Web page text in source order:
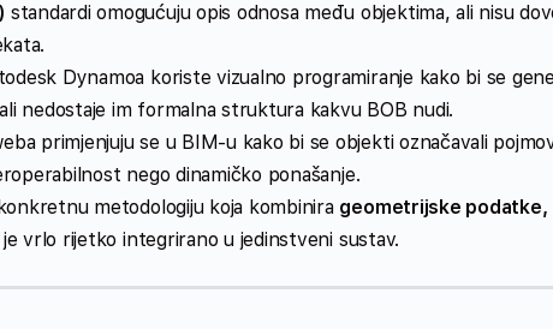
standardi omogućuju opis odnosa među objektima, ali nisu
Dynamoa koriste vizualno programiranje kako bi se
nedostaje im formalna struktura kakvu BOB nudi.
primjenjuju se u BIM‑u kako bi se objekti označavali
nego dinamičko ponašanje.
metodologiju koja kombinira geometrijske podatke,
vrlo rijetko integrirano u jedinstveni sustav.